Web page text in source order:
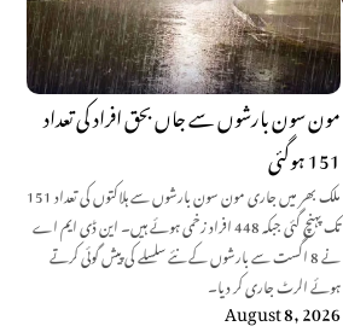
مون سون بارشوں سے جاں بحق افراد کی تعداد
151 ہوگئی
ملک بھر میں جاری مون سون بارشوں سے ہلاکتوں کی تعداد 151
تک پہنچ گئی جبکہ 448 افراد زخمی ہوئے ہیں۔ این ڈی ایم اے
نے 8 اگست سے بارشوں کے نئے سلسلے کی پیش گوئی کرتے
ہوئے الرٹ جاری کر دیا۔
August 8, 2026